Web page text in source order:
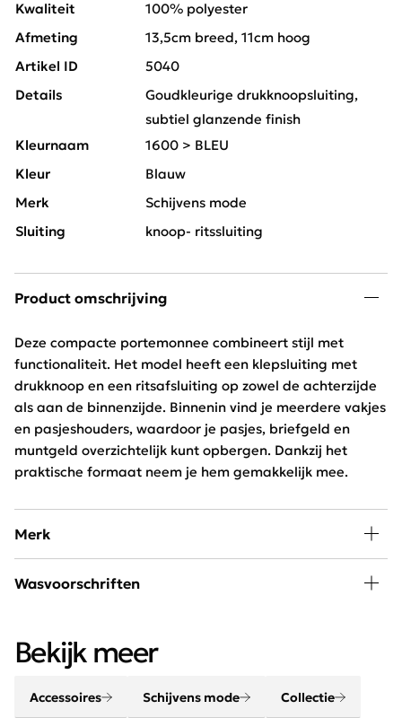
Kwaliteit
100% polyester
Afmeting
13,5cm breed, 11cm hoog
Artikel ID
5040
Details
Goudkleurige drukknoopsluiting,
subtiel glanzende finish
Kleurnaam
1600 > BLEU
Kleur
Blauw
Merk
Schijvens mode
Sluiting
knoop- ritssluiting
Product omschrijving
Deze compacte portemonnee combineert stijl met
functionaliteit. Het model heeft een klepsluiting met
drukknoop en een ritsafsluiting op zowel de achterzijde
als aan de binnenzijde. Binnenin vind je meerdere vakjes
en pasjeshouders, waardoor je pasjes, briefgeld en
muntgeld overzichtelijk kunt opbergen. Dankzij het
praktische formaat neem je hem gemakkelijk mee.
Merk
Een outfit komt helemaal tot leven met de juiste
Wasvoorschriften
Bekijk meer
Accessoires Schijvens mode Collectie